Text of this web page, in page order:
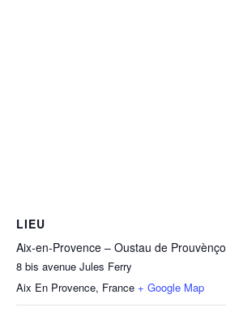
LIEU
Aix-en-Provence – Oustau de Prouvènço
8 bis avenue Jules Ferry
Aix En Provence, France + Google Map